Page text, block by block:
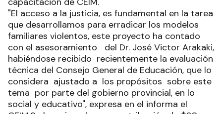
"El acceso a la justicia, es fundamental en la tarea
que desarrollamos para erradicar los modelos
familiares violentos, este proyecto ha contado
con el asesoramiento del Dr. José Victor Arakaki,
habiéndose recibido recientemente la evaluación
técnica del Consejo General de Educación, que lo
considera ajustado a los propósitos sobre este
tema por parte del gobierno provincial, en lo
social y educativo", expresa en el informa el